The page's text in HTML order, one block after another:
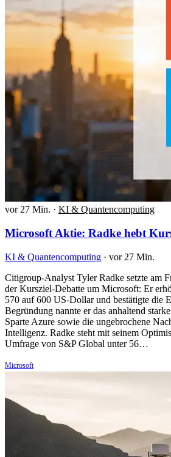
vor 27 Min. · KI & Quantencomputing
Microsoft Aktie: Radke hebt
KI & Quantencomputing · vor 27 Min.
Citigroup-Analyst Tyler Radke setzte am
der Kursziel-Debatte um Microsoft: Er
570 auf 600 US-Dollar und bestätigte die
Begründung nannte er das anhaltend
Sparte Azure sowie die ungebrochene
Intelligenz. Radke steht mit seinem
Umfrage von S&P Global unter 56…
Microsoft